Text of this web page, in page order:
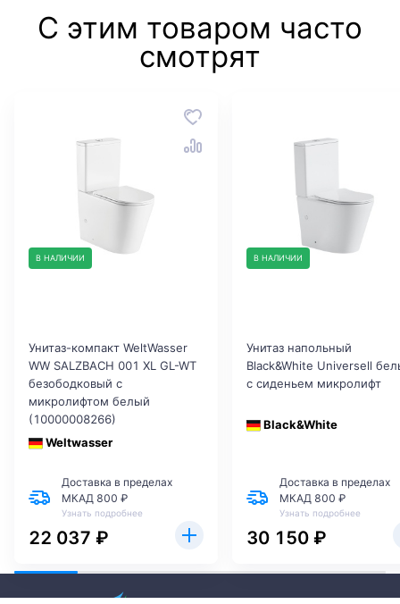
С этим товаром часто
смотрят
В НАЛИЧИИ
Унитаз-компакт WeltWasser
WW SALZBACH 001 XL GL-WT
безободковый с
микролифтом белый
(10000008266)
Weltwasser
Доставка в пределах
МКАД 800 ₽
Узнать подробнее
22 037 ₽
В НАЛИЧИИ
Унитаз напольный
Black&White Universell
с сиденьем микролифт
Black&White
Доставка в пределах
МКАД 800 ₽
Узнать подробнее
30 150 ₽